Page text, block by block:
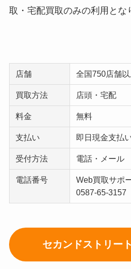
取・宅配買取のみの利用とな
店舗 全国750店舗
買取方法 店頭・宅配
料金 無料
支払い 即日現金支払
受付方法 電話・メール
電話番号
Web買取サポ
0587-65-3157
セカンドストリー